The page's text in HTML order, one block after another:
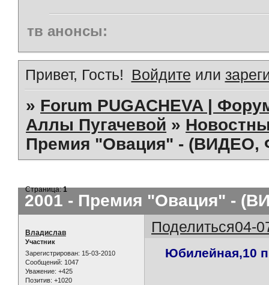
тв анонсы:
Привет, Гость! Войдите или
» Forum PUGACHEVA |
Аллы Пугачевой »
Премия "Овация" - (ВИДЕО,
2001 - Премия "Овация" -
Страница:1
Поделиться04-
Владислав
Участник
Зарегистрирован: 15-03-2010
Сообщений: 1047
Уважение: +425
Позитив: +1020
Юбилейная,10